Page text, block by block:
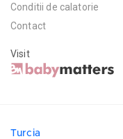
Conditii de calatorie
Contact
Visit
Turcia